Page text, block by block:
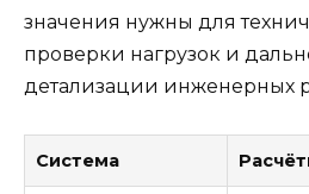
значения нужны для
проверки нагрузок и
детализации инженерных
Система